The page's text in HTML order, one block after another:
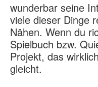
wunderbar seine
viele dieser Dinge
Nähen. Wenn du
Spielbuch bzw.
Projekt, das
gleicht.